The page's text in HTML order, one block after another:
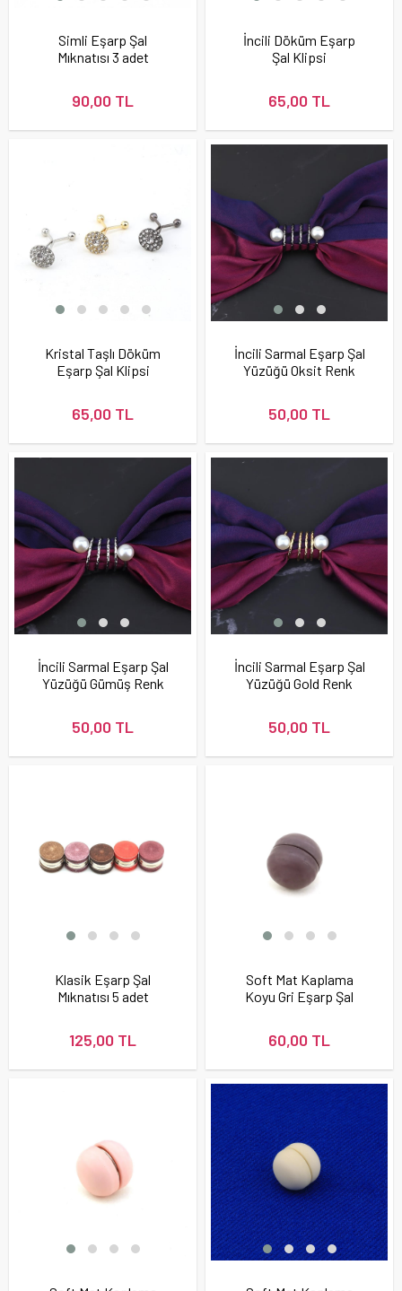
Simli Eşarp Şal
Mıknatısı 3 adet
90,00 TL
İncili Döküm Eşarp
Şal Klipsi
65,00 TL
Kristal Taşlı Döküm
Eşarp Şal Klipsi
65,00 TL
İncili Sarmal Eşarp Şal
Yüzüğü Oksit Renk
50,00 TL
İncili Sarmal Eşarp Şal
Yüzüğü Gümüş Renk
50,00 TL
İncili Sarmal Eşarp Şal
Yüzüğü Gold Renk
50,00 TL
Klasik Eşarp Şal
Mıknatısı 5 adet
125,00 TL
Soft Mat Kaplama
Koyu Gri Eşarp Şal
60,00 TL